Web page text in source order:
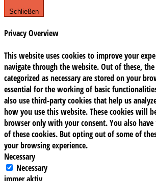
Schließen
Privacy Overview
This website uses cookies to improve your
navigate through the website. Out of these,
categorized as necessary are stored on your
essential for the working of basic
also use third-party cookies that help us
how you use this website. These cookies will
browser only with your consent. You also
of these cookies. But opting out of some of
your browsing experience.
Necessary
Necessary
immer aktiv